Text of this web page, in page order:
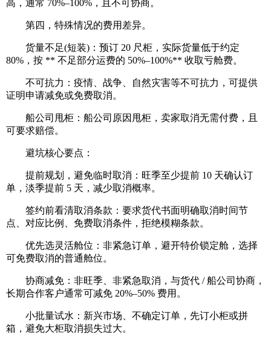
高，通常 70%–100%，且不可协商。
第四，特殊情况的费用差异。
货量不足(短装)：预订 20 尺柜，实际货量低于约定
80%，按 ** 不足部分运费的 50%–100%** 收取亏舱费。
不可抗力：疫情、战争、自然灾害等不可抗力，可提供
证明申请减免或免费取消。
船公司甩柜：船公司原因甩柜，卖家取消无需付费，且
可要求赔偿。
避坑核心要点：
提前规划，避免临时取消：旺季至少提前 10 天确认订
单，淡季提前 5 天，减少取消概率。
签约前看清取消条款：要求货代书面明确取消时间节
点、对应比例、免费取消条件，拒绝模糊条款。
优先选灵活舱位：非紧急订单，避开特价锁定舱，选择
可免费取消的普通舱位。
协商减免：非旺季、非紧急取消，与货代 / 船公司协商，
长期合作客户通常可减免 20%–50% 费用。
小批量试水：新兴市场、不确定订单，先订小柜或拼
箱，避免大柜取消损失过大。